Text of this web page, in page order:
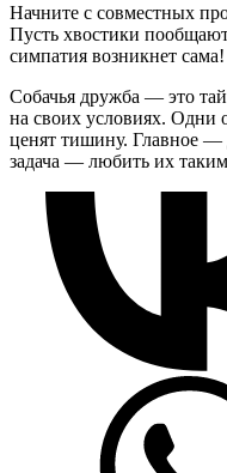
Начните с совместных
Пусть хвостики
симпатия возникнет сама!
Собачья дружба — это
на своих условиях.
ценят тишину. Главное —
задача — любить их